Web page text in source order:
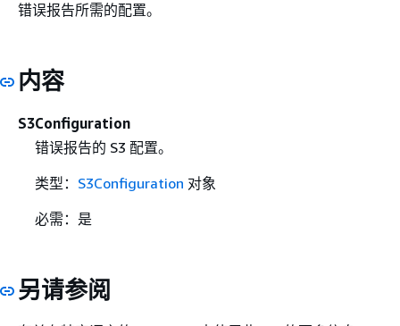
错误报告所需的配置。
内容
S3Configuration
错误报告的 S3 配置。
类型： S3Configuration 对象
必需：是
另请参阅